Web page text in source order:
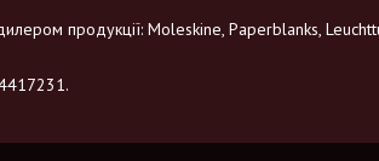
продукції: Moleskine, Paperblanks,